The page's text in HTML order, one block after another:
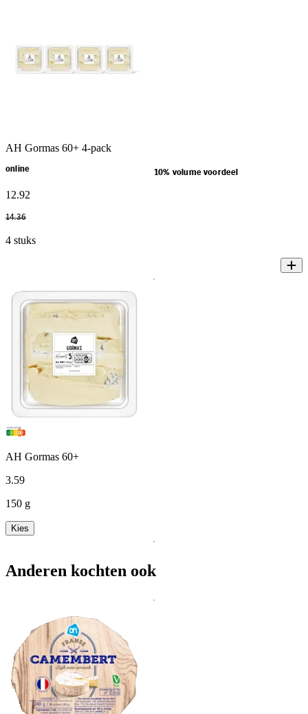
AH Gormas 60+ 4-pack
online 10% volume voordeel
12.92
14.36
4 stuks
AH Gormas 60+
3.59
150 g
Kies
Anderen kochten ook